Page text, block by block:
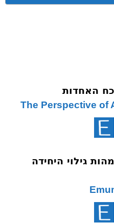
בלבבי-ח 002 מהות גילוי היחידה